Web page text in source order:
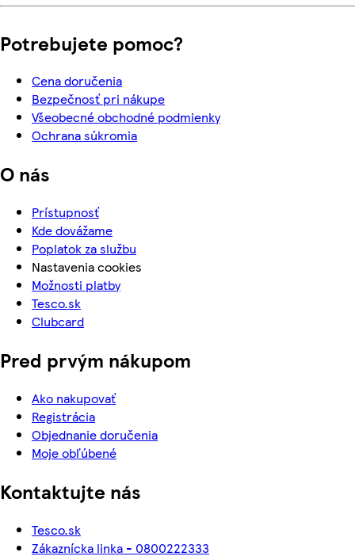
Potrebujete pomoc?
Cena doručenia
Bezpečnosť pri nákupe
Všeobecné obchodné podmienky
Ochrana súkromia
O nás
Prístupnosť
Kde dovážame
Poplatok za službu
Nastavenia cookies
Možnosti platby
Tesco.sk
Clubcard
Pred prvým nákupom
Ako nakupovať
Registrácia
Objednanie doručenia
Moje obľúbené
Kontaktujte nás
Tesco.sk
Zákaznícka linka - 0800222333